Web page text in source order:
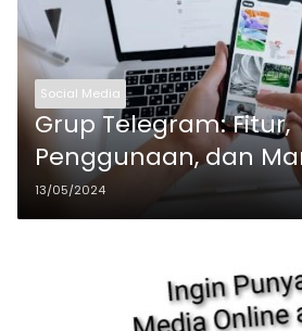
Social Media
Grup Telegram: Fitur,
Penggunaan, dan
13/05/2024